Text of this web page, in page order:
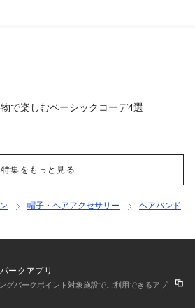
で楽しむベーシックコーデ4選
特集をもっと見る
帽子・ヘアアクセサリー
ヘアバンド
ークアプリ
グパークポイント対象施設でご利用できるアプ